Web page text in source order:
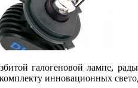
галогеновой лампе,
инновационных